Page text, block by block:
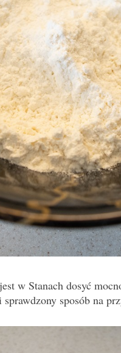
w Stanach dosyć
sposób na